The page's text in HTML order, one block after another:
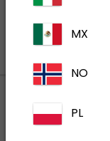
Lokalne adrese
MX
NO
PL